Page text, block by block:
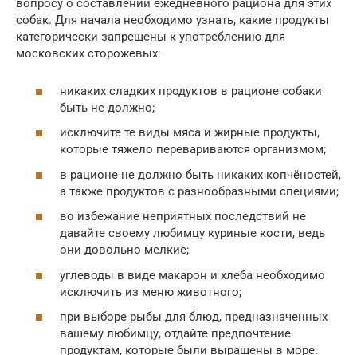
вопросу о составлении ежедневного рациона для этих
собак. Для начала необходимо узнать, какие продукты
категорически запрещены к употреблению для
московских сторожевых:
никаких сладких продуктов в рационе собаки
быть не должно;
исключите те виды мяса и жирные продукты,
которые тяжело перевариваются организмом;
в рационе не должно быть никаких копчёностей,
а также продуктов с разнообразными специями;
во избежание неприятных последствий не
давайте своему любимцу куриные кости, ведь
они довольно мелкие;
углеводы в виде макарон и хлеба необходимо
исключить из меню животного;
при выборе рыбы для блюд, предназначенных
вашему любимцу, отдайте предпочтение
продуктам, которые были выращены в море.